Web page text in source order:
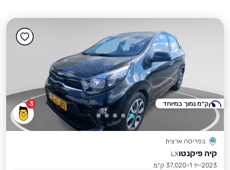
3
בפריסה ארצית
קיה פיקנטוLX
2023 יד 1
37,020 ק״מ
ק״מ נמוך במיוחד